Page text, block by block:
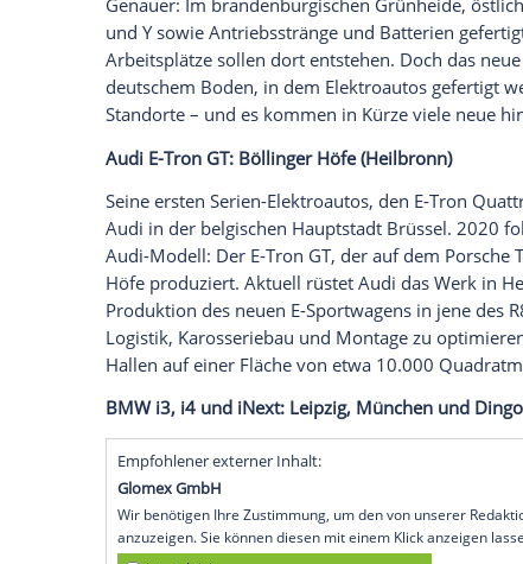
09.01.2020 - 12:11 Uhr
Tesla will eine neueGigafactoryim
deutsche Fabrik, in derElektroautos
Münchenbis Emden.
Elon Musk hat sich entschieden: Er will
Genauer: Im brandenburgischen
und Y sowie Antriebsstränge und
Arbeitsplätze sollen dort entstehen.
deutschem Boden, in demElektroautos
Standorte – und es kommen in Kürze
Audi E-TronGT: Böllinger Höfe (
Seine ersten Serien-Elektroautos, den
Audiin der belgischen Hauptstadt